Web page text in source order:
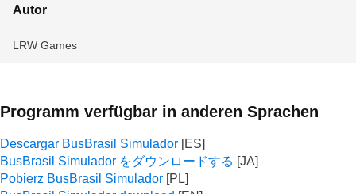
Autor
LRW Games
Programm verfügbar in anderen Sprachen
Descargar BusBrasil Simulador
BusBrasil Simulador をダウンロードする
Pobierz BusBrasil Simulador